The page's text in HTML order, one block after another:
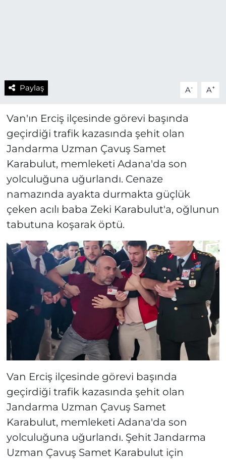
Paylaş A- A+
Van'ın Erciş ilçesinde görevi başında
geçirdiği trafik kazasında şehit olan
Jandarma Uzman Çavuş Samet
Karabulut, memleketi Adana'da son
yolculuğuna uğurlandı. Cenaze
namazında ayakta durmakta güçlük
çeken acılı baba Zeki Karabulut'a, oğlunun
tabutuna koşarak öptü.
Van Erciş ilçesinde görevi başında
geçirdiği trafik kazasında şehit olan
Jandarma Uzman Çavuş Samet
Karabulut, memleketi Adana'da son
yolculuğuna uğurlandı. Şehit Jandarma
Uzman Çavuş Samet Karabulut için